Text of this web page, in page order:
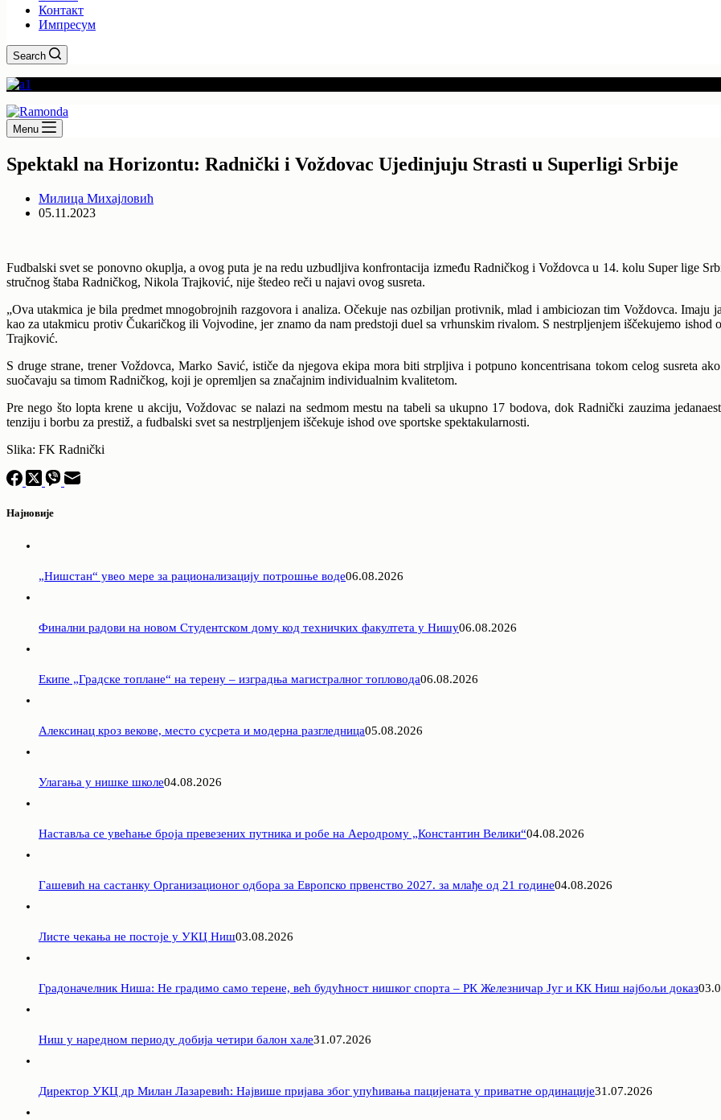
Контакт
Импресум
Search
Menu
Spektakl na Horizontu: Radnički i Voždovac Ujedinjuju Strasti u Superligi Srbije
Милица Михајловић
05.11.2023
Fudbalski svet se ponovno okuplja, a ovog puta je na redu uzbudljiva konfrontacija između Radničkog i Voždovca u 14. kolu Super lige
stručnog štaba Radničkog, Nikola Trajković, nije štedeo reči u najavi ovog susreta.
„Ova utakmica je bila predmet mnogobrojnih razgovora i analiza. Očekuje nas ozbiljan protivnik, mlad i ambiciozan tim Voždovca. Imaju
kao za utakmicu protiv Čukaričkog ili Vojvodine, jer znamo da nam predstoji duel sa vrhunskim rivalom. S nestrpljenjem iščekujemo
Trajković.
S druge strane, trener Voždovca, Marko Savić, ističe da njegova ekipa mora biti strpljiva i potpuno koncentrisana tokom celog susreta
suočavaju sa timom Radničkog, koji je opremljen sa značajnim individualnim kvalitetom.
Pre nego što lopta krene u akciju, Voždovac se nalazi na sedmom mestu na tabeli sa ukupno 17 bodova, dok Radnički zauzima
tenziju i borbu za prestiž, a fudbalski svet sa nestrpljenjem iščekuje ishod ove sportske spektakularnosti.
Slika: FK Radnički
Најновије
„Нишстан“ увео мере за рационализацију потрошње воде06.08.2026
Финални радови на новом Студентском дому код техничких факултета у Нишу06.08.2026
Екипе „Градске топлане“ на терену – изградња магистралног топловода06.08.2026
Алексинац кроз векове, место сусрета и модерна разгледница05.08.2026
Улагања у нишке школе04.08.2026
Наставља се увећање броја превезених путника и робе на Аеродрому „Константин Велики“04.08.2026
Гашевић на састанку Организационог одбора за Европско првенство 2027. за млађе од 21 године04.08.2026
Листе чекања не постоје у УКЦ Ниш03.08.2026
Градоначелник Ниша: Не градимо само терене, већ будућност нишког спорта – РК Железничар Југ и КК Ниш најбољи доказ
Ниш у наредном периоду добија четири балон хале31.07.2026
Директор УКЦ др Милан Лазаревић: Највише пријава због упућивања пацијената у приватне ординације31.07.2026